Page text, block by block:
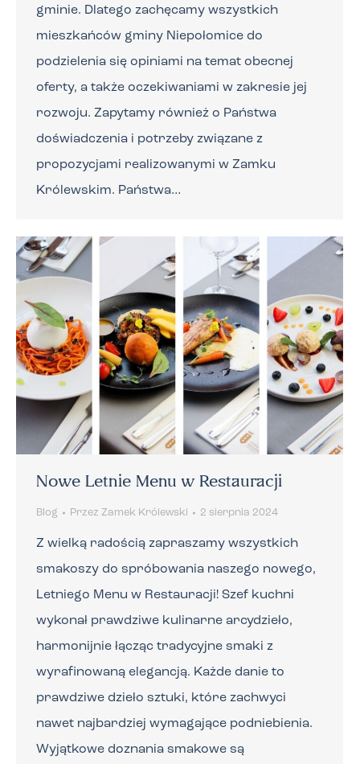
gminie. Dlatego zachęcamy wszystkich
mieszkańców gminy Niepołomice do
podzielenia się opiniami na temat obecnej
oferty, a także oczekiwaniami w zakresie jej
rozwoju. Zapytamy również o Państwa
doświadczenia i potrzeby związane z
propozycjami realizowanymi w Zamku
Królewskim. Państwa…
Nowe Letnie Menu w Restauracji
Blog Przez Zamek Królewski 2 sierpnia 2024
Z wielką radością zapraszamy wszystkich
smakoszy do spróbowania naszego nowego,
Letniego Menu w Restauracji! Szef kuchni
wykonał prawdziwe kulinarne arcydzieło,
harmonijnie łącząc tradycyjne smaki z
wyrafinowaną elegancją. Każde danie to
prawdziwe dzieło sztuki, które zachwyci
nawet najbardziej wymagające podniebienia.
Wyjątkowe doznania smakowe są